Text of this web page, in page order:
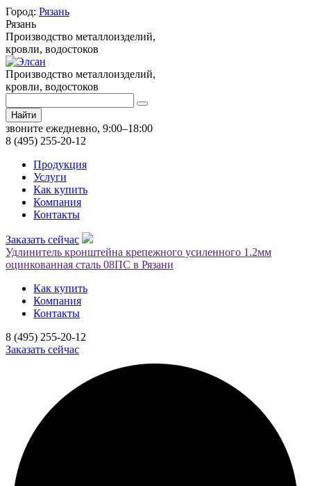
Город: Рязань
Рязань
Производство металлоизделий,
кровли, водостоков
Производство металлоизделий,
кровли, водостоков
Найти
звоните ежедневно, 9:00–18:00
8 (495) 255-20-12
Продукция
Услуги
Как купить
Компания
Контакты
Заказать сейчас
Удлинитель кронштейна крепежного усиленного 1.2мм
оцинкованная сталь 08ПС в Рязани
Как купить
Компания
Контакты
8 (495) 255-20-12
Заказать сейчас